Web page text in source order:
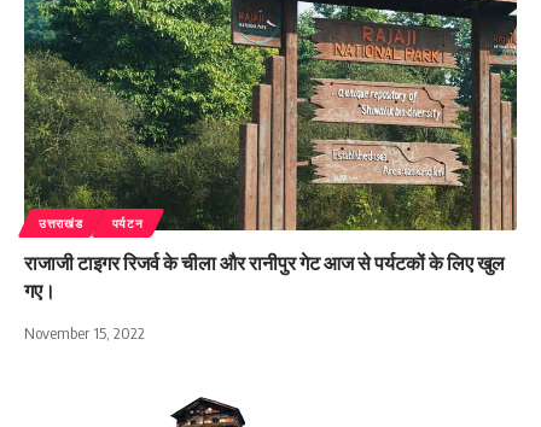
उत्तराखंड पर्यटन
राजाजी टाइगर रिजर्व के चीला और रानीपुर गेट आज से पर्यटकों के लिए खुल
गए।
November 15, 2022